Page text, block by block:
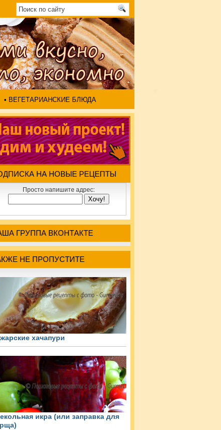
• ВЕГЕТАРИАНСКИЕ БЛЮДА
НА НОВЫЕ РЕЦЕПТЫ
Просто напишите адрес:
ГРУППА ВКОНТАКТЕ
НЕ ПРОПУСТИТЕ
хачапури
икра (или заправка для